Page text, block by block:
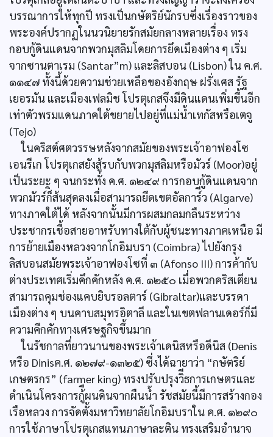
บรรณาการให้ทุกปี ทรงเป็นกษัตริย์นักรบซึ่งเรื่องราวของ
พระองค์ปรากฏในนวนิยายรักสมัยกลางหลายเรื่อง ทรง
กอบกู้ดินแดนจากพวกมุสลิมโดยการยึดเมืองต่าง ๆ เริ่ม
จากซานตาเรม (Santar”m) และลิสบอน (Lisbon) ใน ค.ศ.
๑๑๔๗ ทั้งนี้ด้วยความช่วยเหลือของอังกฤษ ฝรั่งเศส รัฐ
เยอรมัน และเมืองเฟลมิช โปรตุเกสจึงมีดินแดนเพิ่มขึ้นอีก
เท่าตัวพรมแดนภาคใต้ขยายไปอยู่ที่แม่น้ำเทกัสหรือเตจู
(Tejo)
ในคริสต์ศตวรรษหลังจากสมัยของพระเจ้าอาฟองโซ
เอนรีเก โปรตุเกสยังสู้รบกับพวกมุสลิมหรือมัวร์ (Moor)อยู่
เป็นระยะ ๆ จนกระทั่ง ค.ศ. ๑๒๔๙ การกอบกู้ดินแดนจาก
พวกมัวร์ก็ิส้นสุดลงเมื่อสามารถยึดเขตอัลการ์ีว (Algarve)
ทางภาคใต้ได้ หลังจากนั้นมีการผสมกลมกลืนระหว่าง
ประชากรเชื้อสายอาหรับทางใต้กับผู้ชนะทางภาคเหนือ มี
การย้ายเมืองหลวงจากโกอิมบรา (Coimbra) ไปยังกรุง
ลิสบอนสมัยพระเจ้าอาฟองโซที่ ๓ (Afonso III) การค้ากับ
ต่างประเทศเริ่มคึกคักหลัง ค.ศ. ๑๒๕๐ เมื่อพวกคริสเตียน
สามารถคุมช่องแคบยิบรอลตาร์ (Gibraltar)และบรรดา
เมืองต่าง ๆ บนคาบสมุทรอิตาลี และในเขตฟลานเดอร์ก็มี
ความคึกคักทางเศรษฐกิจขึ้นมาก
ในรัชกาลที่ยาวนานของพระเจ้าเดนิสหรือดีนิส (Denis
หรือ Dinisค.ศ. ๑๒๗๙-๑๓๒๕) ซึ่งได้ฉายาว่า “กษัตริย์
เกษตรกร” (farmer king) ทรงปรับปรุงวิีธการเกษตรและ
ดำเนินโครงการกู้ืผนดินจากผืนน้ำ รัชสมัยนี้มีการสร้างกอง
เรือหลวง การจัดตั้งมหาวิทยาลัยโกอิมบราใน ค.ศ. ๑๒๙๐
การใช้ภาษาโปรตุเกสแทนภาษาละติน ทรงเสริมอำนาจ